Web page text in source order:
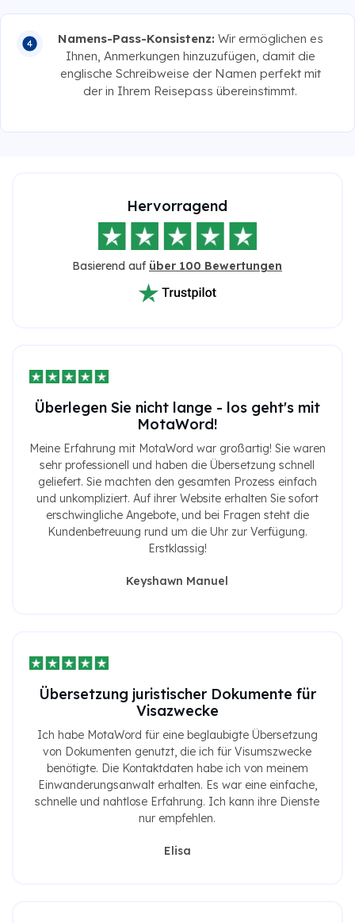
Namens-Pass-Konsistenz: Wir ermöglichen es
Ihnen, Anmerkungen hinzuzufügen, damit die
englische Schreibweise der Namen perfekt mit
der in Ihrem Reisepass übereinstimmt.
Hervorragend
Basierend auf über 100 Bewertungen
Überlegen Sie nicht lange - los geht's mit
MotaWord!
Meine Erfahrung mit MotaWord war großartig! Sie waren
sehr professionell und haben die Übersetzung schnell
geliefert. Sie machten den gesamten Prozess einfach
und unkompliziert. Auf ihrer Website erhalten Sie sofort
erschwingliche Angebote, und bei Fragen steht die
Kundenbetreuung rund um die Uhr zur Verfügung.
Erstklassig!
Keyshawn Manuel
Übersetzung juristischer Dokumente für
Visazwecke
Ich habe MotaWord für eine beglaubigte Übersetzung
von Dokumenten genutzt, die ich für Visumszwecke
benötigte. Die Kontaktdaten habe ich von meinem
Einwanderungsanwalt erhalten. Es war eine einfache,
schnelle und nahtlose Erfahrung. Ich kann ihre Dienste
nur empfehlen.
Elisa